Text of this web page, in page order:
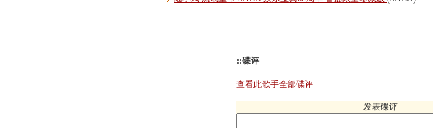
::碟评
查看此歌手全部碟评
发表碟评